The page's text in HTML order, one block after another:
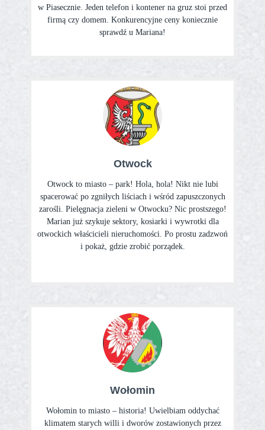
w Piasecznie. Jeden telefon i kontener na gruz stoi przed
firmą czy domem. Konkurencyjne ceny koniecznie
sprawdź u Mariana!
Otwock
Otwock to miasto – park! Hola, hola! Nikt nie lubi
spacerować po zgniłych liściach i wśród zapuszczonych
zarośli. Pielęgnacja zieleni w Otwocku? Nic prostszego!
Marian już szykuje sektory, kosiarki i wywrotki dla
otwockich właścicieli nieruchomości. Po prostu zadzwoń
i pokaż, gdzie zrobić porządek.
Wołomin
Wołomin to miasto – historia! Uwielbiam oddychać
klimatem starych willi i dworów zostawionych przez